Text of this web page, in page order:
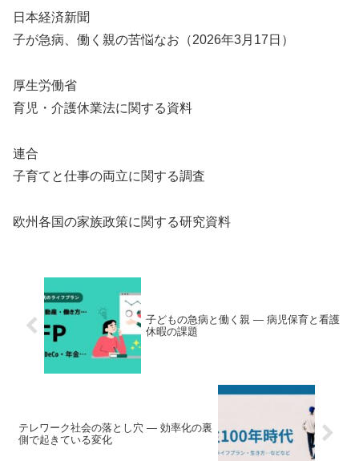
日本経済新聞
子が急病、働く親の苦悩なお（2026年3月17日）
厚生労働省
育児・介護休業法に関する資料
連合
子育てと仕事の両立に関する調査
欧州各国の家族政策に関する研究資料
子どもの急病と働く親 ― 病児保育と看護
休暇の課題
テレワーク社会の落とし穴 ― 効率化の裏
側で起きている変化